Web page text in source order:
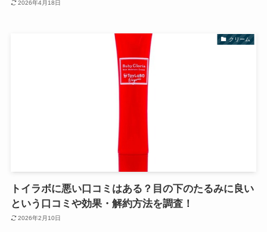
2026年4月18日
クリーム
トイラボに悪い口コミはある？目の下のたるみに良い
という口コミや効果・解約方法を調査！
2026年2月10日